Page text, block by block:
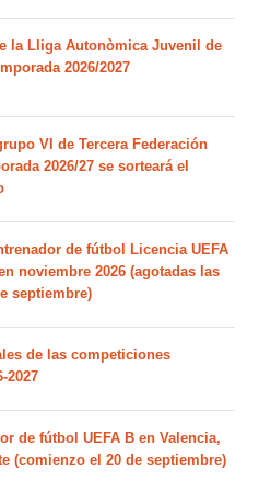
la Lliga Autonòmica Juvenil de
2026/2027
VI de Tercera Federación
2026/27 se sorteará el
de fútbol Licencia UEFA
noviembre 2026 (agotadas las
septiembre)
de las competiciones
2027
de fútbol UEFA B en Valencia,
(comienzo el 20 de septiembre)